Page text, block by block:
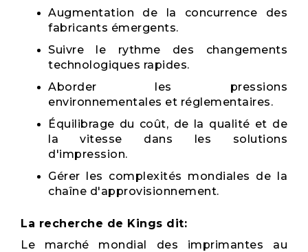
Augmentation de la concurrence des
fabricants émergents.
Suivre le rythme des changements
technologiques rapides.
Aborder les pressions
environnementales et réglementaires.
Équilibrage du coût, de la qualité et de
la vitesse dans les solutions
d'impression.
Gérer les complexités mondiales de la
chaîne d'approvisionnement.
La recherche de Kings dit:
Le marché mondial des imprimantes au